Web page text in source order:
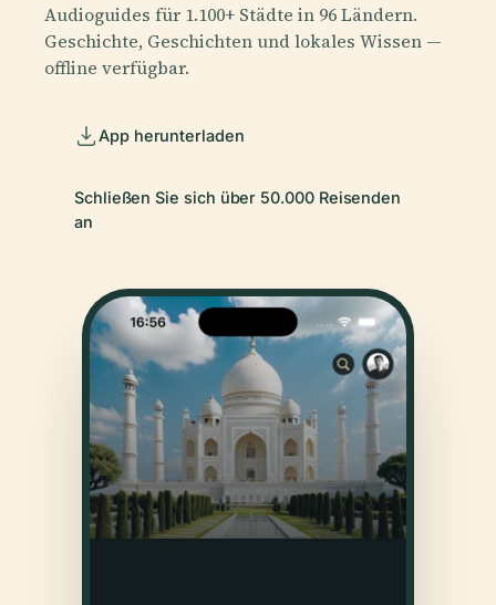
Audioguides für 1.100+ Städte in 96 Ländern.
Geschichte, Geschichten und lokales Wissen —
offline verfügbar.
App herunterladen
Schließen Sie sich über 50.000 Reisenden
an